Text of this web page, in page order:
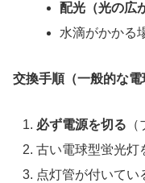
配光（光の広
水滴がかかる
交換手順（一般的な電
必ず電源を切る
古い電球型蛍光灯
点灯管が付いてい